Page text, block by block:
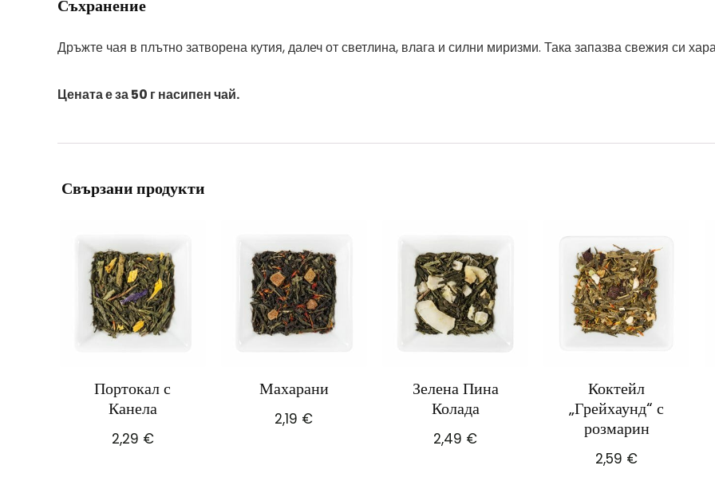
Съхранение
Дръжте чая в плътно затворена кутия, далеч от светлина, влага и силни миризми. Така запазва свежия си
Цената е за 50 г насипен чай.
Свързани продукти
Портокал с
Канела
2,29 €
Махарани
2,19 €
Зелена Пина
Колада
2,49 €
Коктейл
„Грейхаунд“ с
розмарин
2,59 €